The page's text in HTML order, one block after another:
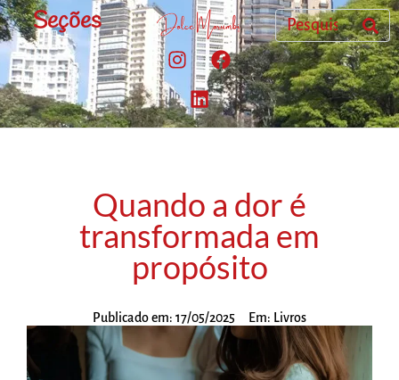
Seções
Quando a dor é
transformada em
propósito
Publicado em: 17/05/2025 Em: Livros